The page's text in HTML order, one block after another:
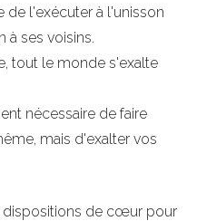
de l'exécuter à l'unisson
ses voisins.
tout le monde s'exalte
nécessaire de faire
mais d'exalter vos
dispositions de cœur pour